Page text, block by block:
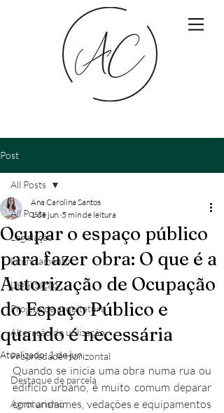
Post
All Posts
Legislação
Licenciamento
Legalização
Projeto de arquitetura
Alteração de utilização
Propriedade Horizontal
Destaque de parcela
Agroturismo
All Posts
Ocupar o espaço público
para fazer obra: O que é a
Autorização de Ocupação
do Espaço Público e
quando é necessária
Ana Carolina Santos
1 de jun. 5 min de leitura
Atualizado:1 de jun.
Quando se inicia uma obra numa rua ou
edifício urbano, é muito comum deparar
com andaimes, vedações e equipamentos